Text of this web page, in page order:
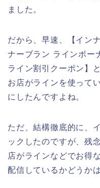
ました。
だから、早速、【イン
ナーブラン ラインボー
ライン割引クーポン】
お店がラインを使って
にしたんですよね。
ただ、結構徹底的に、
ックしたのですが、残
店がラインなどでお得
配信しているかどうか